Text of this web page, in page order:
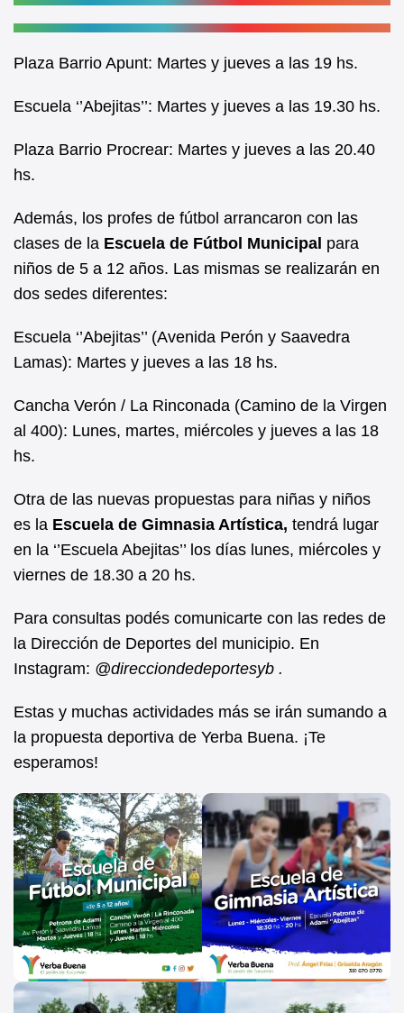
Plaza Barrio Apunt: Martes y jueves a las 19 hs.
Escuela ‘’Abejitas’’: Martes y jueves a las 19.30 hs.
Plaza Barrio Procrear: Martes y jueves a las 20.40
hs.
Además, los profes de fútbol arrancaron con las
clases de la Escuela de Fútbol Municipal para
niños de 5 a 12 años. Las mismas se realizarán en
dos sedes diferentes:
Escuela ‘’Abejitas’’ (Avenida Perón y Saavedra
Lamas): Martes y jueves a las 18 hs.
Cancha Verón / La Rinconada (Camino de la Virgen
al 400): Lunes, martes, miércoles y jueves a las 18
hs.
Otra de las nuevas propuestas para niñas y niños
es la Escuela de Gimnasia Artística, tendrá lugar
en la ‘’Escuela Abejitas’’ los días lunes, miércoles y
viernes de 18.30 a 20 hs.
Para consultas podés comunicarte con las redes de
la Dirección de Deportes del municipio. En
Instagram: @direcciondedeportesyb .
Estas y muchas actividades más se irán sumando a
la propuesta deportiva de Yerba Buena. ¡Te
esperamos!